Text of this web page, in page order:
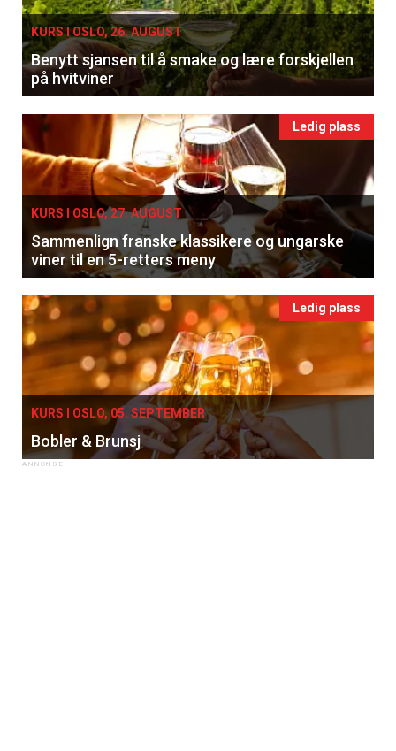
KURS I OSLO, 26. AUGUST
Benytt sjansen til å smake og lære forskjellen
på hvitviner
Ledig plass
KURS I OSLO, 27. AUGUST
Sammenlign franske klassikere og ungarske
viner til en 5-retters meny
Ledig plass
KURS I OSLO, 05. SEPTEMBER
Bobler & Brunsj